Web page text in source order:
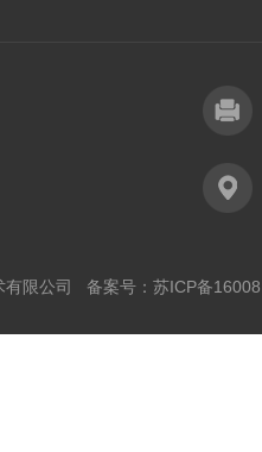
有限公司 备案号： 苏ICP备